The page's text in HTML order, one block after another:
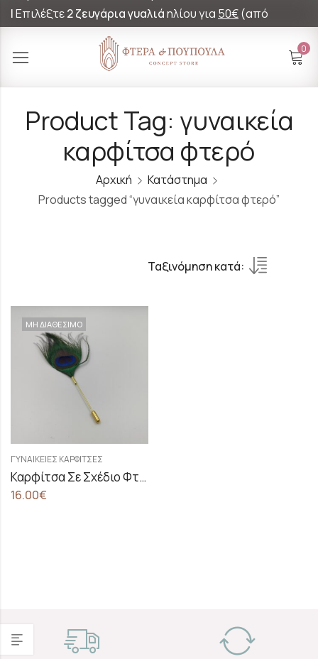
|Επιλέξτε2 ζευγάρια γυαλιάηλίου για 50€(από
0
Product Tag: γυναικεία
καρφίτσα φτερό
Αρχική
Κατάστημα
Products tagged “γυναικεία καρφίτσα φτερό”
Ταξινόμηση κατά:
ΜΗ ΔΙΑΘΕΣΙΜΟ
ΓΥΝΑΙΚΕΊΕΣ ΚΑΡΦΊΤΣΕΣ
Καρφίτσα Σε Σχέδιο Φτερό Παγωνιού
16.00€